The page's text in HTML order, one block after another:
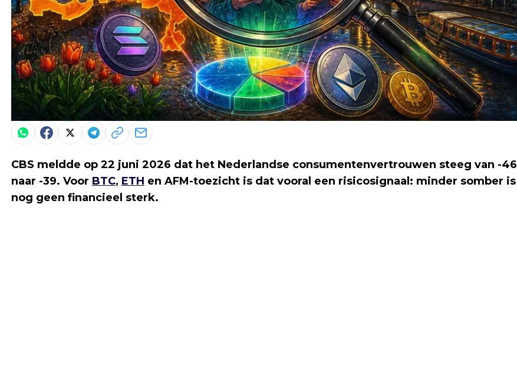
CBS meldde op 22 juni 2026 dat het Nederlandse consumentenvertrouwen steeg van -46
naar -39. Voor BTC, ETH en AFM-toezicht is dat vooral een risicosignaal: minder somber is
nog geen financieel sterk.